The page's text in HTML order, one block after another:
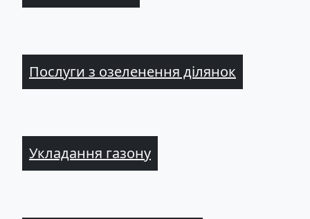
Послуги з озеленення ділянок
Укладання газону